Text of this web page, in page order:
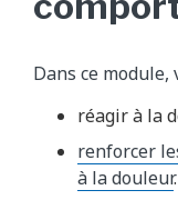
Dans ce module,
réagir à la
renforcer
à la douleur.